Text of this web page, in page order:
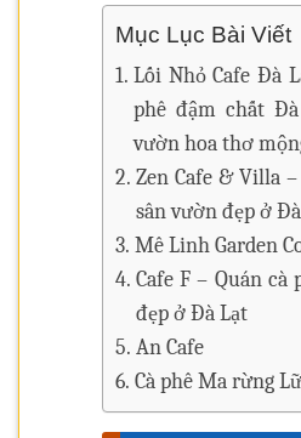
Mục Lục Bài Viết
Lối Nhỏ Cafe Đà
phê đậm chất
vườn hoa thơ
Zen Cafe & Villa
sân vườn đẹp ở
Mê Linh Garden
Cafe F – Quán cà
đẹp ở Đà Lạt
An Cafe
Cà phê Ma rừng